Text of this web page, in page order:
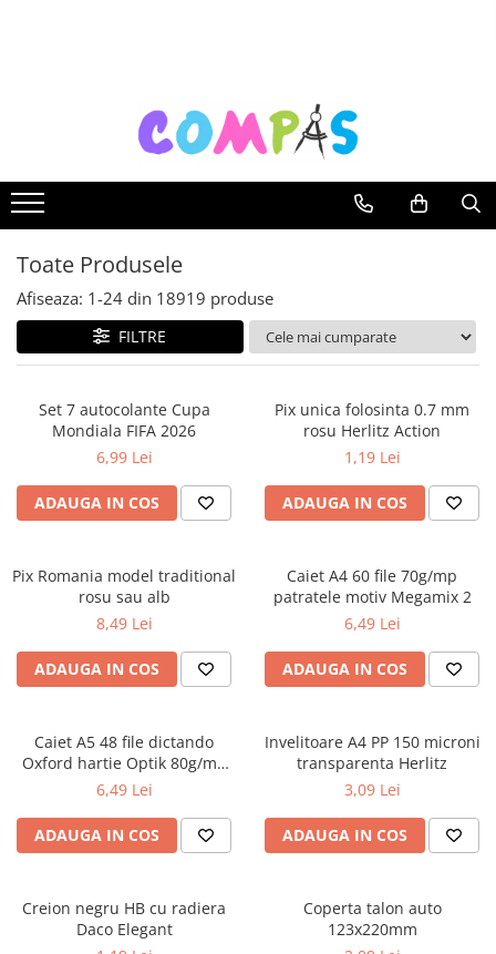
Noutăți Librăria Compas
Souvenir România
Rechizite școlare
Instrumente de scris
Stilouri școlare
Rollere și finelinere
Markere și textmarkere
Creioane grafice
Creioane colorate
Creioane cerate
Radiere
Ascutițori
Mine și rezerve
Cretă școlară și creativă
Coperți caiete si cărți
Carnete pentru elevi
Lupe și articole educative
Foarfece școlare
Globuri pământești
Cutii sandwich și caserole
Termosuri
Pahare și sticle pentru scoală
Toate Produsele
Afiseaza: 1-24 din 18919 produse
FILTRE
Set 7 autocolante Cupa
Mondiala FIFA 2026
6,99 Lei
ADAUGA IN COS
Pix unica folosinta 0.7 mm
rosu Herlitz Action
1,19 Lei
ADAUGA IN COS
Pix Romania model traditional
rosu sau alb
8,49 Lei
ADAUGA IN COS
Caiet A4 60 file 70g/mp
patratele motiv Megamix 2
6,49 Lei
ADAUGA IN COS
Caiet A5 48 file dictando
Oxford hartie Optik 80g/mp
motiv Touch Trend
6,49 Lei
ADAUGA IN COS
Invelitoare A4 PP 150 microni
transparenta Herlitz
3,09 Lei
ADAUGA IN COS
Creion negru HB cu radiera
Daco Elegant
Coperta talon auto
123x220mm